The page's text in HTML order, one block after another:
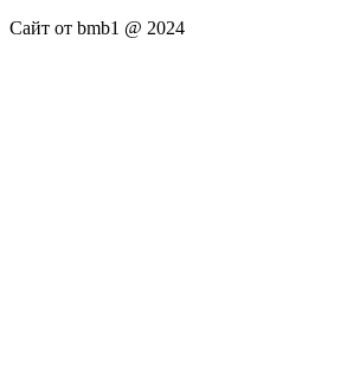
Сайт от bmb1 @ 2024